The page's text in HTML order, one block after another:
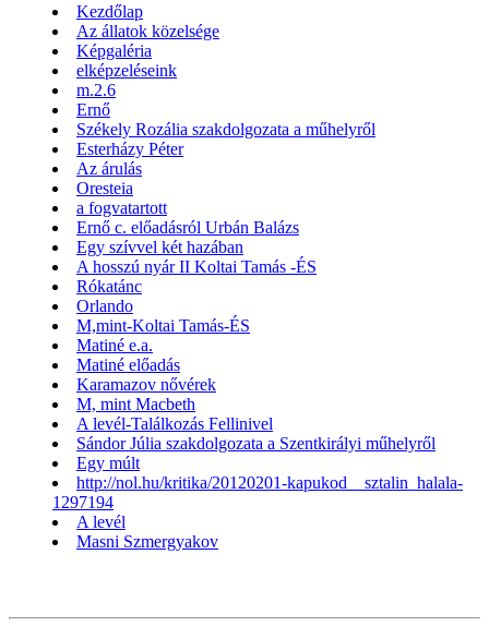
Kezdőlap
Az állatok közelsége
Képgaléria
elképzeléseink
m.2.6
Ernő
Székely Rozália szakdolgozata a műhelyről
Esterházy Péter
Az árulás
Oresteia
a fogvatartott
Ernő c. előadásról Urbán Balázs
Egy szívvel két hazában
A hosszú nyár II Koltai Tamás -ÉS
Rókatánc
Orlando
M,mint-Koltai Tamás-ÉS
Matiné e.a.
Matiné előadás
Karamazov nővérek
M, mint Macbeth
A levél-Találkozás Fellinivel
Sándor Júlia szakdolgozata a Szentkirályi műhelyről
Egy múlt
http://nol.hu/kritika/20120201-kapukod__sztalin_halala-
1297194
A levél
Masni Szmergyakov